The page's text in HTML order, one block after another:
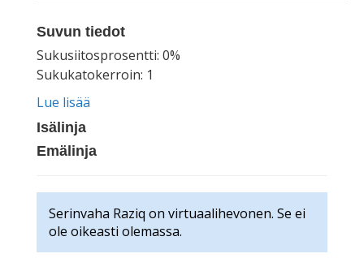
Suvun tiedot
Sukusiitosprosentti: 0%
Sukukatokerroin: 1
Lue lisää
Isälinja
Emälinja
Serinvaha Raziq on virtuaalihevonen. Se ei
ole oikeasti olemassa.